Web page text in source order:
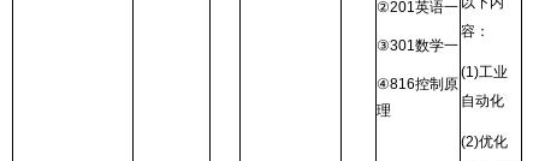
②201英语一
③301数学一
④816控制原
理
容：
(1)工业
自动化
(2)优化